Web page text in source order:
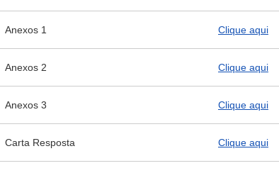
Anexos 1 Clique aqui
Anexos 2 Clique aqui
Anexos 3 Clique aqui
Carta Resposta Clique aqui